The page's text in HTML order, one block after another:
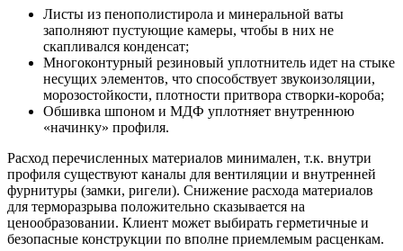
Листы из пенополистирола и минеральной ваты
заполняют пустующие камеры, чтобы в них не
скапливался конденсат;
Многоконтурный резиновый уплотнитель идет на стыке
несущих элементов, что способствует звукоизоляции,
морозостойкости, плотности притвора створки-короба;
Обшивка шпоном и МДФ уплотняет внутреннюю
«начинку» профиля.
Расход перечисленных материалов минимален, т.к. внутри
профиля существуют каналы для вентиляции и внутренней
фурнитуры (замки, ригели). Снижение расхода материалов
для терморазрыва положительно сказывается на
ценообразовании. Клиент может выбирать герметичные и
безопасные конструкции по вполне приемлемым расценкам.